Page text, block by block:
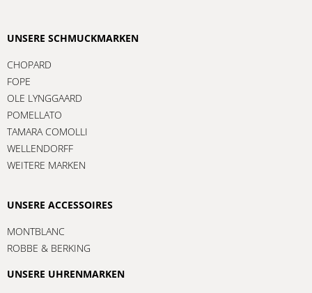
UNSERE SCHMUCKMARKEN
CHOPARD
FOPE
OLE LYNGGAARD
POMELLATO
TAMARA COMOLLI
WELLENDORFF
WEITERE MARKEN
UNSERE ACCESSOIRES
MONTBLANC
ROBBE & BERKING
UNSERE UHRENMARKEN